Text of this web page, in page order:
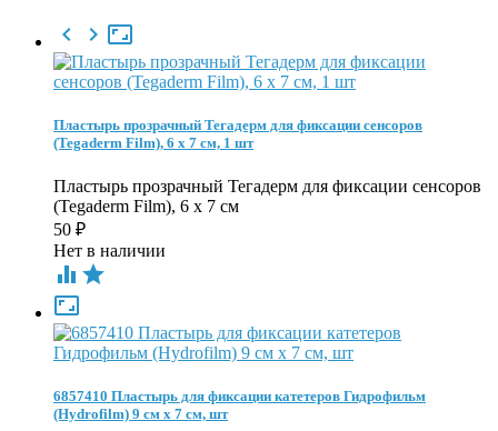

 
Пластырь прозрачный Тегадерм для фиксации сенсоров
(Tegaderm Film), 6 x 7 см, 1 шт
Пластырь прозрачный Тегадерм для фиксации сенсоров
(Tegaderm Film), 6 x 7 см
50 ₽
Нет в наличии
 

6857410 Пластырь для фиксации катетеров Гидрофильм
(Hydrofilm) 9 см x 7 cм, шт